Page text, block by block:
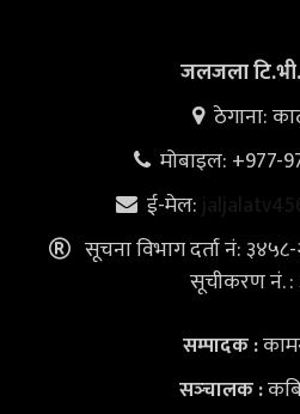
जलजला टि.भी.
ठेगाना:
मोबाइल: +977-
ई-मेल:
सूचना विभाग दर्ता नं:
सूचीकरण नं.
सम्पादक :
सञ्‍चालक :